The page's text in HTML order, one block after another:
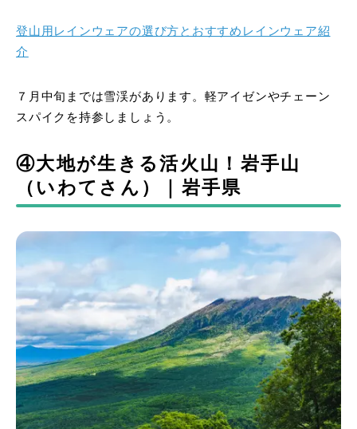
登山用レインウェアの選び方とおすすめレインウェア紹
介
７月中旬までは雪渓があります。軽アイゼンやチェーン
スパイクを持参しましょう。
④大地が生きる活火山！岩手山
（いわてさん）｜岩手県